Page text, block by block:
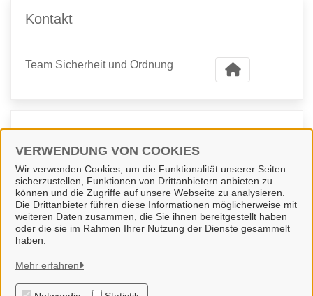
VERWENDUNG VON COOKIES
Wir verwenden Cookies, um die Funktionalität unserer Seiten
sicherzustellen, Funktionen von Drittanbietern anbieten zu
können und die Zugriffe auf unsere Webseite zu analysieren.
Die Drittanbieter führen diese Informationen möglicherweise mit
weiteren Daten zusammen, die Sie ihnen bereitgestellt haben
oder die sie im Rahmen Ihrer Nutzung der Dienste gesammelt
haben.
Mehr erfahren
Kontakt
Team Sicherheit und Ordnung
Kontaktpersonen
Anja Mennewisch
Gemeinde Wallenhorst